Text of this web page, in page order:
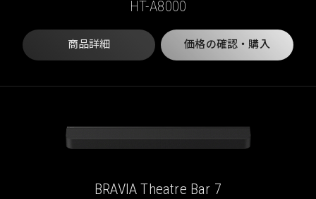
HT-A8000
商品詳細 価格の確認・購入
BRAVIA Theatre Bar 7